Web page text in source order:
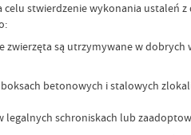
stwierdzenie wykonania ustaleń
są utrzymywane w
betonowych i stalowych
legalnych schroniskach lub